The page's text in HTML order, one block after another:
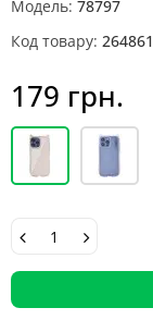
Модель: 78797
Код товару: 264861
179 грн.